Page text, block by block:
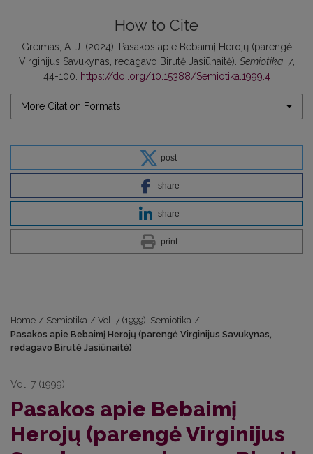
How to Cite
Greimas, A. J. (2024). Pasakos apie Bebaimį Herojų (parengė
Virginijus Savukynas, redagavo Birutė Jasiūnaitė). Semiotika, 7,
44-100.
https://doi.org/10.15388/Semiotika.1999.4
More Citation Formats
post
share
share
print
Home / Semiotika / Vol. 7 (1999): Semiotika /
Pasakos apie Bebaimį Herojų (parengė Virginijus Savukynas,
redagavo Birutė Jasiūnaitė)
Vol. 7 (1999)
Pasakos apie Bebaimį
Herojų (parengė Virginijus